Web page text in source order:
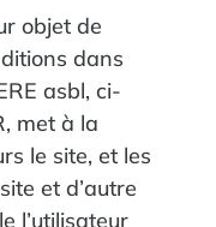
objet de
dans
asbl, ci-
met à la
le site, et les
et d’autre
l’utilisateur